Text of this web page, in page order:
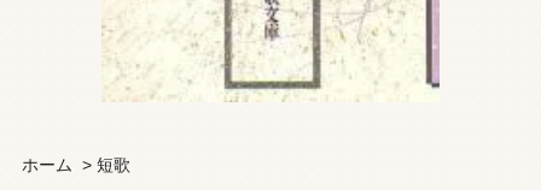
ホーム > 短歌